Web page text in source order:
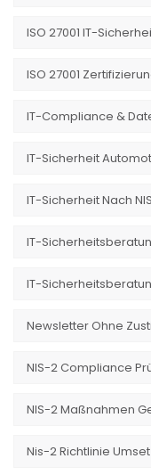
ISO 27001 IT-
ISO 27001
IT-Compliance &
IT-Sicherheit
IT-Sicherheit Nach
IT-
IT-
Newsletter Ohne
NIS-2 Compliance
NIS-2 Maßnahmen
Nis-2 Richtlinie